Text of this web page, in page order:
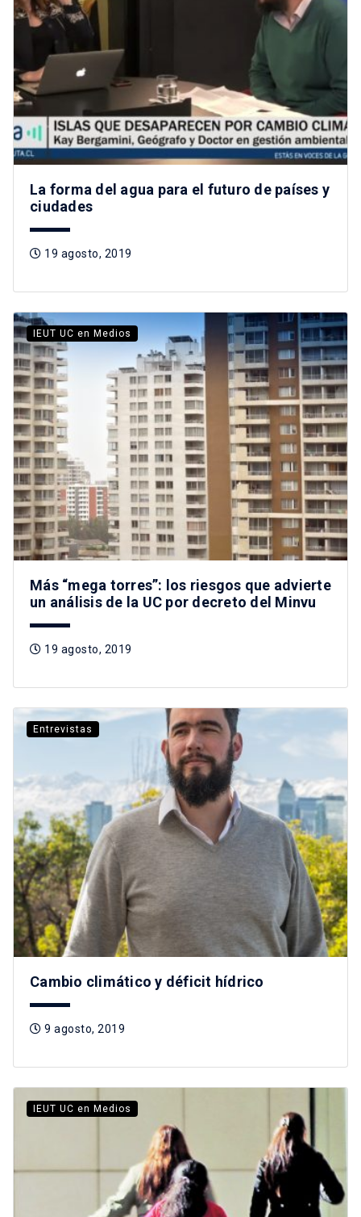
La forma del agua para el futuro de países y
ciudades
19 agosto, 2019
IEUT UC en Medios
Más “mega torres”: los riesgos que advierte
un análisis de la UC por decreto del Minvu
19 agosto, 2019
Entrevistas
Cambio climático y déficit hídrico
9 agosto, 2019
IEUT UC en Medios